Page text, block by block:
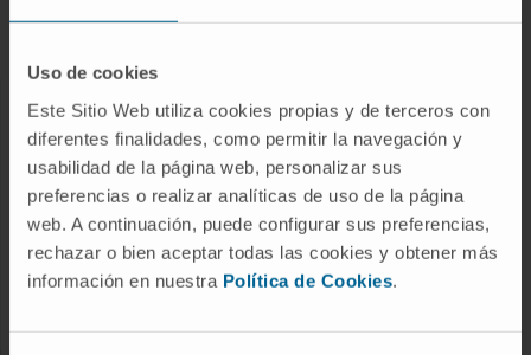
Uso de cookies
Este Sitio Web utiliza cookies propias y de terceros con
diferentes finalidades, como permitir la navegación y
usabilidad de la página web, personalizar sus
preferencias o realizar analíticas de uso de la página
web. A continuación, puede configurar sus preferencias,
rechazar o bien aceptar todas las cookies y obtener más
información en nuestra Política de Cookies.
DISEASES
Cancer
Cardiovascular diseases
Liver diseases
Nervous System diseases